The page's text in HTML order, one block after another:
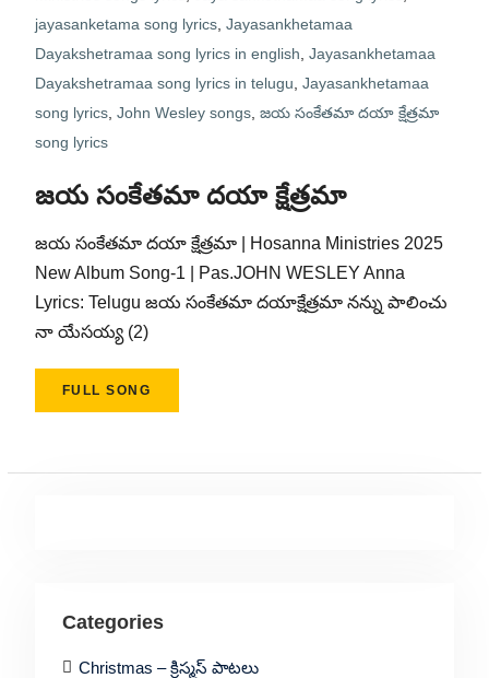
jayasanketama song lyrics, Jayasankhetamaa
Dayakshetramaa song lyrics in english Jayasankhetamaa
Dayakshetramaa song lyrics in telugu Jayasankhetamaa
song lyrics, John Wesley songs, జయ సంకేతమా దయా క్షేత్రమా
song lyrics
జయ సంకేతమా దయా క్షేత్రమా
జయ సంకేతమా దయా క్షేత్రమా | Hosanna Ministries 2025
New Album Song-1 | Pas.JOHN WESLEY Anna
Lyrics: Telugu జయ సంకేతమా దయాక్షేత్రమా నన్ను పాలించు
నా యేసయ్య (2)
FULL SONG
Categories
Christmas – క్రిస్మస్ పాటలు